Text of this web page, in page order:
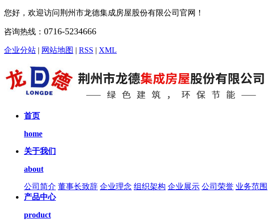
您好，欢迎访问荆州市龙德集成房屋股份有限公司官网！
咨询热线： 0716-5234666
企业分站 | 网站地图 | RSS | XML
首页
home
关于我们
about
公司简介 董事长致辞 企业理念 组织架构 企业展示 公司荣誉 业务范围
产品中心
product